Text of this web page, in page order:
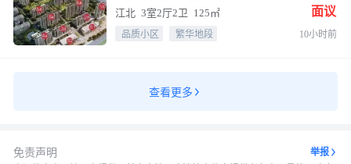
江北 3室2厅2卫 125㎡ 面议
品质小区 繁华地段 10小时前
查看更多
免责声明
举报